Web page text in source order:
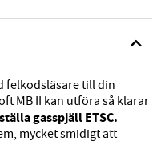
felkodsläsare till din
MB II kan utföra så klarar
gasspjäll ETSC.
mycket smidigt att